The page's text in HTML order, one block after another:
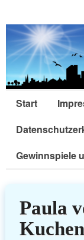
Start
Gewinnspiele
Paula